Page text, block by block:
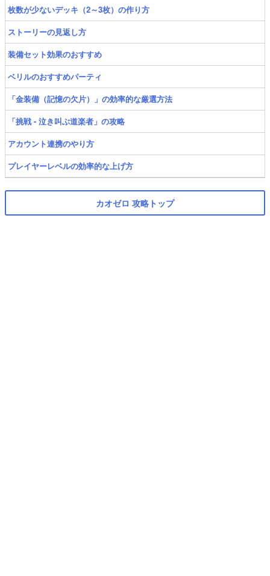
枚数が少ないデッキ（2～3枚）の作り方
ストーリーの見返し方
装備セット効果のおすすめ
ベリルのおすすめパーティ
「金装備（記憶の欠片）」の効率的な厳選方法
「挑戦 - 泣き叫ぶ道楽者」の攻略
アカウント連携のやり方
プレイヤーレベルの効率的な上げ方
カオゼロ 攻略トップ